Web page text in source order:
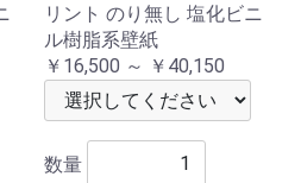
リント のり無し 塩化ビニ
ル樹脂系壁紙
￥16,500 ～ ￥40,150
数量